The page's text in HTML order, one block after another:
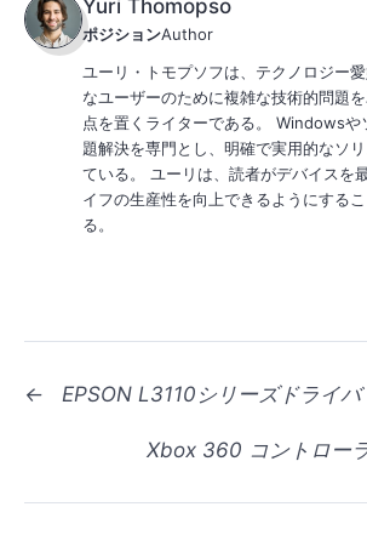
Yuri Thomopso
ポジションAuthor
ユーリ・トモプソフは、テクノロジー
なユーザーのために複雑な技術的問題
点を置くライターである。 Windowsや
題解決を専門とし、明確で実用的なソ
ている。 ユーリは、読者がデバイスを
イフの生産性を向上できるようにする
る。
← EPSON L3110シリーズドライバ
Xbox 360 コントロー